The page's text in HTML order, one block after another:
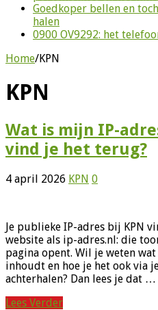
Goedkoper bellen en
halen
0900 OV9292: het
Home/KPN
KPN
Wat is mijn IP-
vind je het terug?
4 april 2026 KPN 0
Je publieke IP-adres bij KPN
website als ip-adres.nl: die
pagina opent. Wil je weten
inhoudt en hoe je het ook via
achterhalen? Dan lees je dat …
Lees Verder